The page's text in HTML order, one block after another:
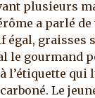
plusieurs
a parlé
graisses
le gourmand
l’étiquette qui
Le